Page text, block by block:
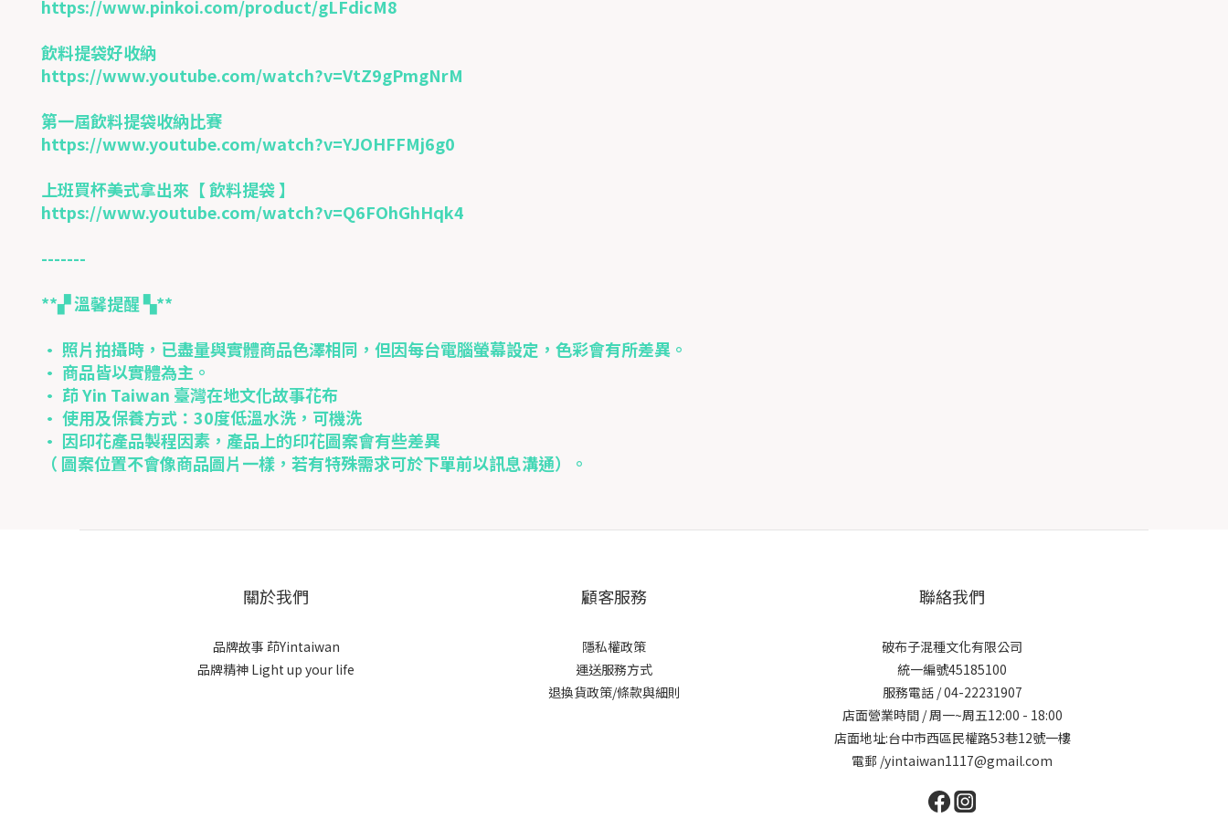
https://www.pinkoi.com/product/gLFdicM8
飲料提袋好收納
https://www.youtube.com/watch?v=VtZ9gPmgNrM
第一屆飲料提袋收納比賽
https://www.youtube.com/watch?v=YJOHFFMj6g0
上班買杯美式拿出來【 飲料提袋 】
https://www.youtube.com/watch?v=Q6FOhGhHqk4
-------
**▞ 溫馨提醒 ▚**
• 照片拍攝時，已盡量與實體商品色澤相同，但因每台電腦螢幕設定，色彩會有所差異。
• 商品皆以實體為主。
• 茚 Yin Taiwan 臺灣在地文化故事花布
• 使用及保養方式：30度低溫水洗，可機洗
• 因印花產品製程因素，產品上的印花圖案會有些差異
（ 圖案位置不會像商品圖片一樣，若有特殊需求可於下單前以訊息溝通）。
關於我們
品牌故事 茚Yintaiwan
品牌精神 Light up your life
顧客服務
隱私權政策
運送服務方式
退換貨政策/條款與細則
聯絡我們
破布子混種文化有限公司
統一編號45185100
服務電話 / 04-22231907
店面營業時間 / 周一~周五12:00 - 18:00
店面地址:台中市西區民權路53巷12號一樓
電郵 /yintaiwan1117@gmail.com